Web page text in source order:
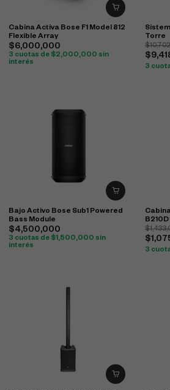
Cabina Activa Bose F1 Model 812
Flexible Array
$6,000,000
3 cuotas de $2,000,000 sin
interés
Torre
$
$
3
Bajo Activo Bose Sub1 Powered
Bass Module
$4,500,000
3 cuotas de $1,500,000 sin
interés
B210D
$
$
3